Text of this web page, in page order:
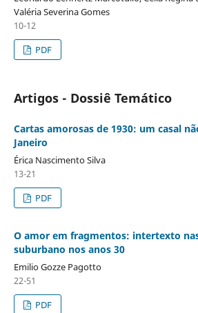
Valéria Severina Gomes
10-12
PDF
Artigos - Dossiê Temático
Cartas amorosas de 1930: um casal
Janeiro
Érica Nascimento Silva
13-21
PDF
O amor em fragmentos: intertexto
suburbano nos anos 30
Emilio Gozze Pagotto
22-51
PDF